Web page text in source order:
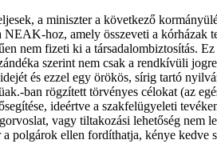
a miniszter a következő
NEAK-hoz, amely összeveti a
nem fizeti ki a társadalombiztosítás.
szerint nem csak a rendkívüli
és ezzel egy örökös, sírig tartó
ban rögzített törvényes célokat (az
ideértve a szakfelügyeleti
vagy tiltakozási lehetőség nem
polgárok ellen fordíthatja, kénye